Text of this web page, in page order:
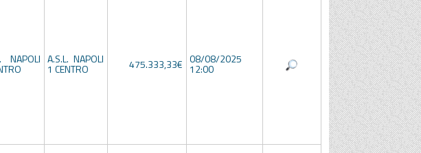
NAPOLI A.S.L. NAPOLI
1 CENTRO 475.333,33€ 08/08/2025
12:00